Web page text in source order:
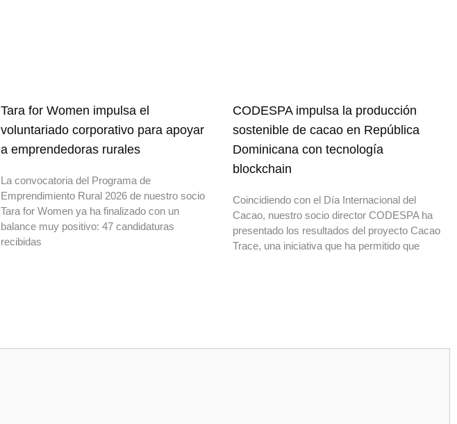
Tara for Women impulsa el
voluntariado corporativo para apoyar
a emprendedoras rurales
La convocatoria del Programa de
Emprendimiento Rural 2026 de nuestro socio
Tara for Women ya ha finalizado con un
balance muy positivo: 47 candidaturas
recibidas
CODESPA impulsa la producción
sostenible de cacao en República
Dominicana con tecnología
blockchain
Coincidiendo con el Día Internacional del
Cacao, nuestro socio director CODESPA ha
presentado los resultados del proyecto Cacao
Trace, una iniciativa que ha permitido que